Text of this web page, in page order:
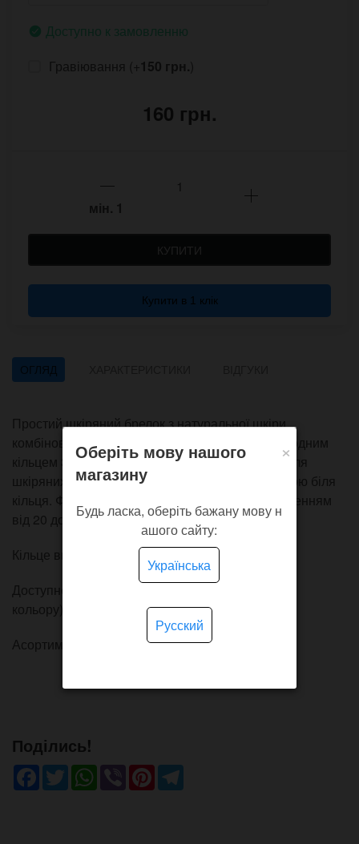
Доступно к замовленню
Гравіювання (+150 грн.)
160 грн.
мін. 1
КУПИТИ
Купити в 1 клік
ОГЛЯД
Простий шкіряний брелок з натуральної шкіри
комбінованого або рослинного дублення із заводним
кільцем 30 мм. Виконаний у класичному стилі для
шкіряних брелоків - у вигляді хомута із заклепкою біля
кільця. Форма брелока - вузька трапеція зі звуженням
від 20 до 17 мм ширини.
Кільце виконане з міцної сталі, покрите нікелем.
Доступне гравіювання лазером (крім бежевого
кольору).
Асортимент кольорів від чорного до бежевого.
Поділись!
Facebook
TwitterWhatsApp
ViberPinterest
×
Оберіть мову нашого
магазину
Будь ласка, оберіть бажану мову н
ашого сайту:
Українська
Русский